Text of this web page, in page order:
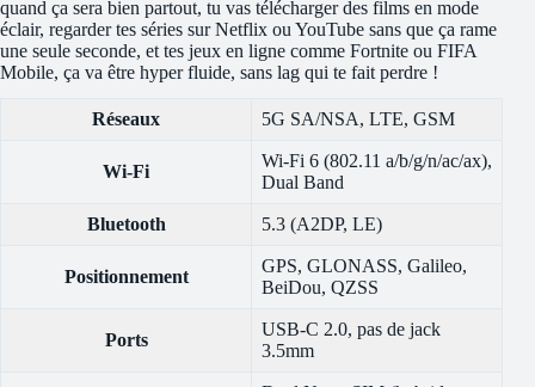
quand ça sera bien partout, tu vas télécharger des films en mode
éclair, regarder tes séries sur Netflix ou YouTube sans que ça rame
une seule seconde, et tes jeux en ligne comme Fortnite ou FIFA
Mobile, ça va être hyper fluide, sans lag qui te fait perdre !
Réseaux 5G SA/NSA, LTE, GSM
Wi-Fi
Wi-Fi 6 (802.11 a/b/g/n/ac/ax),
Dual Band
Bluetooth 5.3 (A2DP, LE)
Positionnement
GPS, GLONASS, Galileo,
BeiDou, QZSS
Ports
USB-C 2.0, pas de jack
3.5mm